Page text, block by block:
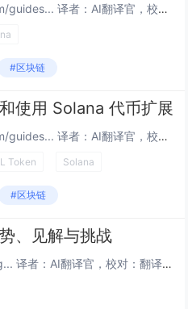
原文链接：www.quicknode.com/guides... 译者：AI翻译官，校对：翻译小组 本文链接：learnblockchain.cn/article… 概述 Anchor 是一个加速在...
#区块链
使用 Solana 代币扩展
原文链接：www.quicknode.com/guides... 译者：AI翻译官，校对：翻译小组 本文链接：learnblockchain.cn/article… 概述 在 2024 年 4 月，A...
Token Solana
#区块链
、见解与挑战
原文链接：www.helius.dev/blog... 译者：AI翻译官，校对：翻译小组 本文链接：learnblockchain.cn/article… 感谢 Lucas Bruder、Max R...